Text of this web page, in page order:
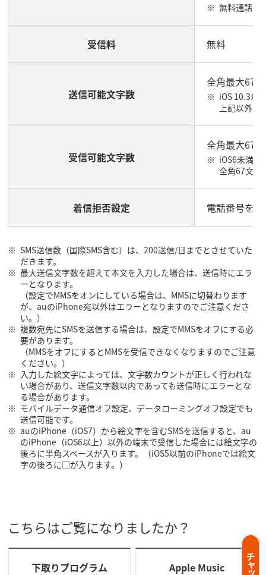
無料通話付
受信料 無料
送信可能文字数
全角最大670
iOS 10.3以
上記以外
受信可能文字数
全角最大670
iOS6未満の
全角67文字
着信拒否設定 電話番号を
SMS送信数（国際SMS含む）は、200送信/日までとさせていた
だきます。
最大送信文字数を超えて本文を入力した場合は、送信時にエラ
ーとなります。
（設定でMMSをオンにしている場合は、MMSに切替わります
が、auのiPhone宛以外はエラーとなりますのでご注意くださ
い。）
複数宛先にSMSを送信する場合は、設定でMMSをオフにする必
要があります。
（MMSをオフにするとMMSを受信できなくなりますのでご注意
ください。）
入力した絵文字によっては、文字数カウントが正しく行われな
い場合があり、送信文字数以内であっても送信時にエラーとな
る場合があります。
モバイルデータ通信オフ設定、データローミングオフ設定でも
送信可能です。
auのiPhone（iOS7）から絵文字を含むSMSを送信すると、au
のiPhone（iOS6以上）以外の端末で受信した場合には絵文字の
後ろに半角スペースが入ります。（iOS5以前のiPhoneでは絵文
字の後ろに□が入ります。）
こちらはご覧になりましたか？
下取りプログラム Apple Music